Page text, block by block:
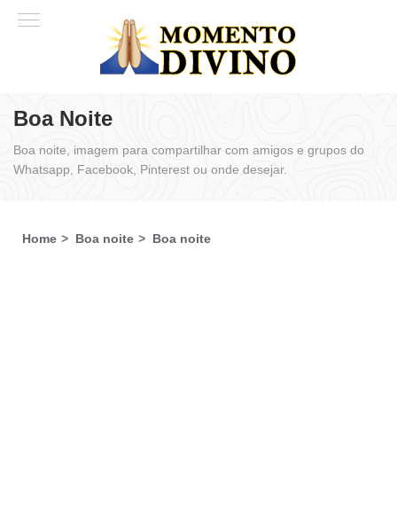
Boa Noite
Boa noite, imagem para compartilhar com amigos e grupos do
Whatsapp, Facebook, Pinterest ou onde desejar.
Home Boa noite Boa noite